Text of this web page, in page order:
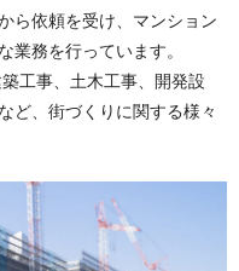
ら依頼を受け、マンション
業務を行っています。
工事、土木工事、開発設
ど、街づくりに関する様々